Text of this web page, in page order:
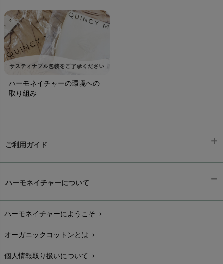
ハーモネイチャーの環境への
取り組み
ご利用ガイド
配送と送料chevron_right
在庫状況と発送予定chevron_right
サイズ・寸法chevron_right
ハーモネイチャーについて
ハーモネイチャーにようこそ chevron_right
オーガニックコットンとは chevron_right
個人情報取り扱いについて chevron_right